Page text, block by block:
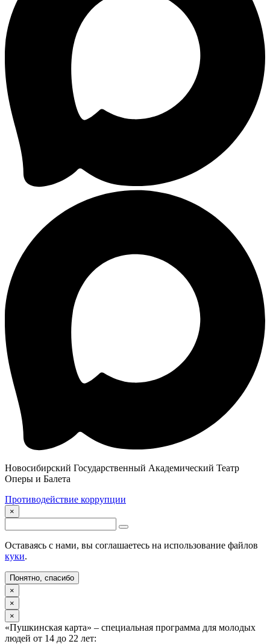
Новосибирский Государственный Академический Театр
Оперы и Балета
Противодействие коррупции
×
Оставаясь с нами, вы соглашаетесь на использование файлов
куки.
Понятно, спасибо
×
×
×
«Пушкинская карта» – специальная программа для молодых
людей от 14 до 22 лет: